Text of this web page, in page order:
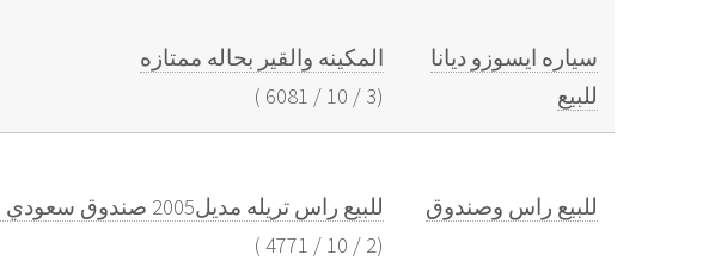
سياره ايسوزو ديانا
للبيع
المكينه والقير بحاله ممتازه
(
3
/
10
/
6081
)
للبيع راس وصندوق
للبيع راس تريله مديل2005 صندوق سعودي مديل 2016 استماره جديده
(
2
/
10
/
4771
)